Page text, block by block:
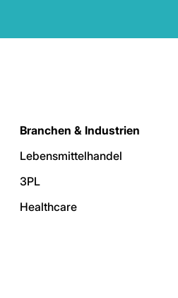
Branchen & Industrien
Lebensmittelhandel
3PL
Healthcare